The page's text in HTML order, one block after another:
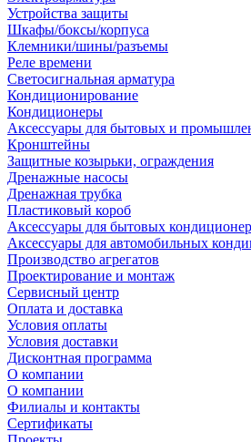
Устройства защиты
Шкафы/боксы/корпуса
Клемники/шины/разъемы
Реле времени
Светосигнальная арматура
Кондиционирование
Кондиционеры
Аксессуары для бытовых и
Кронштейны
Защитные козырьки, ограждения
Дренажные насосы
Дренажная трубка
Пластиковый короб
Аксессуары для бытовых
Аксессуары для автомобильных
Производство агрегатов
Проектирование и монтаж
Сервисный центр
Оплата и доставка
Условия оплаты
Условия доставки
Дисконтная программа
О компании
О компании
Филиалы и контакты
Сертификаты